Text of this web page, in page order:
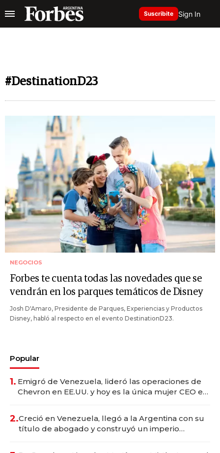
Suscribite Sign In
#DestinationD23
NEGOCIOS
Forbes te cuenta todas las novedades que se
vendrán en los parques temáticos de Disney
Josh D'Amaro, Presidente de Parques, Experiencias y Productos
Disney, habló al respecto en el evento DestinationD23.
Popular
1. Emigró de Venezuela, lideró las operaciones de
Chevron en EE.UU. y hoy es la única mujer CEO en
2.Creció en Venezuela, llegó a la Argentina con su
título de abogado y construyó un imperio